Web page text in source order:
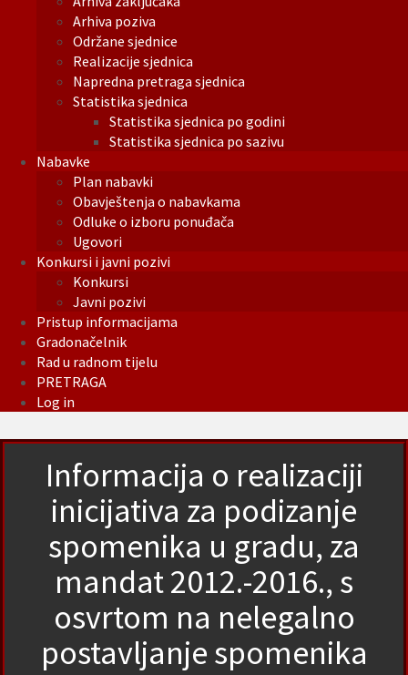
Arhiva poziva
Održane sjednice
Realizacije sjednica
Napredna pretraga sjednica
Statistika sjednica
Statistika sjednica po godini
Statistika sjednica po sazivu
Nabavke
Plan nabavki
Obavještenja o nabavkama
Odluke o izboru ponuđača
Ugovori
Konkursi i javni pozivi
Konkursi
Javni pozivi
Pristup informacijama
Gradonačelnik
Rad u radnom tijelu
PRETRAGA
Log in
Informacija o realizaciji
inicijativa za podizanje
spomenika u gradu, za
mandat 2012.-2016., s
osvrtom na nelegalno
postavljanje spomenika